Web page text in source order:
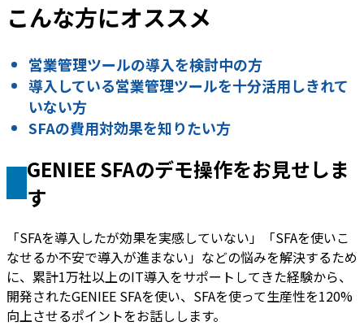
こんな方にオススメ
営業管理ツールの導入を検討中の方
導入している営業管理ツールを十分活用しきれて
いない方
SFAの費用対効果を知りたい方
GENIEE SFAのデモ操作をお見せしま
す
「SFAを導入したが効果を実感していない」「SFAを使いこ
なせるか不安で導入が進まない」などの悩みを解決するため
に、累計1万社以上のIT導入をサポートしてきた経験から、
開発されたGENIEE SFAを使い、SFAを使って生産性を120%
向上させるポイントをお話しします。